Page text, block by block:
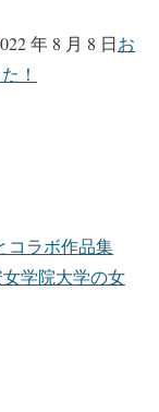
年 8 月 8 日お
！
コラボ作品集
女学院大学の女